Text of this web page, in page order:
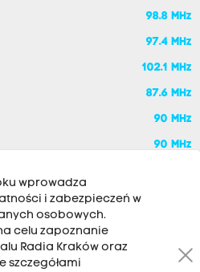
98.8 MHz
97.4 MHz
102.1 MHz
87.6 MHz
90 MHz
90 MHz
wprowadza
i zabezpieczeń w
osobowych.
celu zapoznanie
Radia Kraków oraz
szczegółami